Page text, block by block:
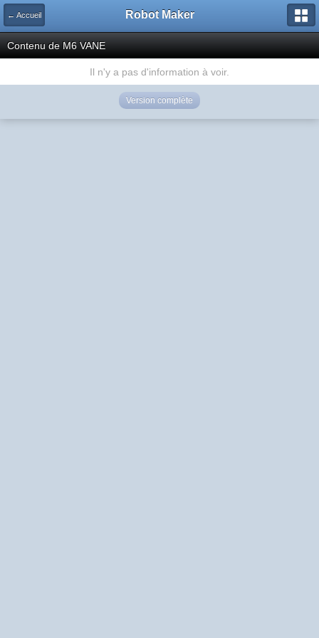
← Accueil Robot Maker
Contenu de M6 VANE
Il n'y a pas d'information à voir.
Version complète